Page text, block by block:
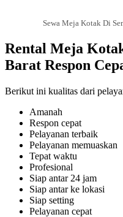
Sewa Meja Kotak Di
Rental Meja
Barat Respon
Berikut ini kualitas dari
Amanah
Respon cepat
Pelayanan terbaik
Pelayanan memuaskan
Tepat waktu
Profesional
Siap antar 24 jam
Siap antar ke lokasi
Siap setting
Pelayanan cepat